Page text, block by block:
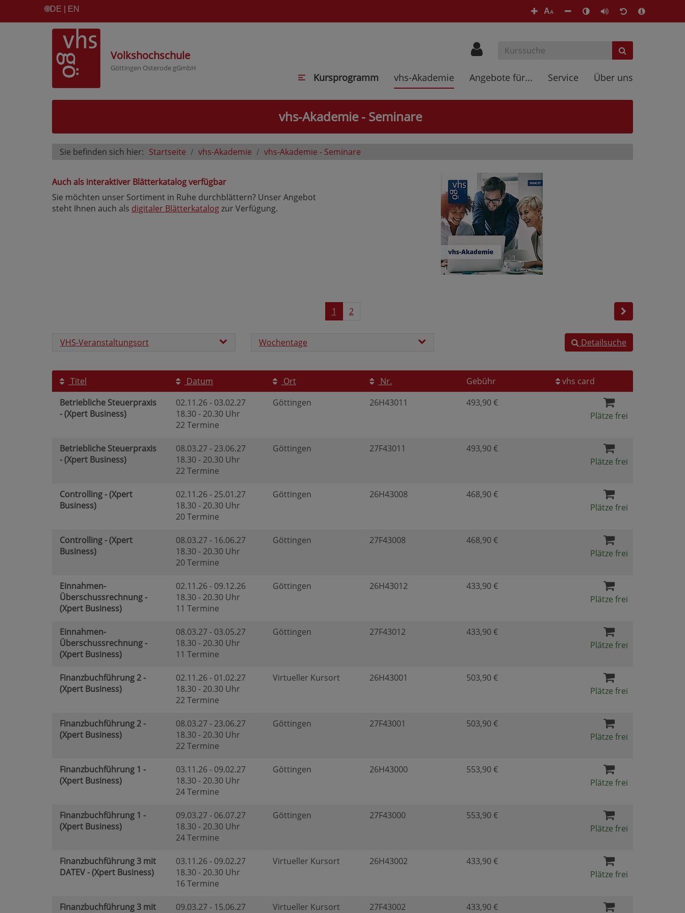
🌐DE | EN AA
Volkshochschule
Göttingen Osterode gGmbH
Kursprogramm vhs-Akademie Angebote für... Service Über uns
vhs-Akademie - Seminare
Sie befinden sich hier: Startseite vhs-Akademie vhs-Akademie - Seminare
Auch als interaktiver Blätterkatalog verfügbar
Sie möchten unser Sortiment in Ruhe durchblättern? Unser Angebot
steht Ihnen auch als digitaler Blätterkatalogzur Verfügung.
1 2
VHS-Veranstaltungsort Wochentage Detailsuche
Titel Datum Ort Nr. Gebühr
vhs card
Betriebliche Steuerpraxis
- (Xpert Business)
02.11.26 - 03.02.27
18.30 - 20.30 Uhr
22 Termine
Göttingen 26H43011
493,90 €
Plätze frei
Betriebliche Steuerpraxis
- (Xpert Business)
08.03.27 - 23.06.27
18.30 - 20.30 Uhr
22 Termine
Göttingen 27F43011
493,90 €
Plätze frei
Controlling - (Xpert
Business)
02.11.26 - 25.01.27
18.30 - 20.30 Uhr
20 Termine
Göttingen 26H43008
468,90 €
Plätze frei
Controlling - (Xpert
Business)
08.03.27 - 16.06.27
18.30 - 20.30 Uhr
20 Termine
Göttingen 27F43008
468,90 €
Plätze frei
Einnahmen-
Überschussrechnung -
(Xpert Business)
02.11.26 - 09.12.26
18.30 - 20.30 Uhr
11 Termine
Göttingen 26H43012
433,90 €
Plätze frei
Einnahmen-
Überschussrechnung -
(Xpert Business)
08.03.27 - 03.05.27
18.30 - 20.30 Uhr
11 Termine
Göttingen 27F43012
433,90 €
Plätze frei
Finanzbuchführung 2 -
(Xpert Business)
02.11.26 - 01.02.27
18.30 - 20.30 Uhr
22 Termine
Virtueller Kursort 26H43001
503,90 €
Plätze frei
Finanzbuchführung 2 -
(Xpert Business)
08.03.27 - 23.06.27
18.30 - 20.30 Uhr
22 Termine
Göttingen 27F43001
503,90 €
Plätze frei
Finanzbuchführung 1 -
(Xpert Business)
03.11.26 - 09.02.27
18.30 - 20.30 Uhr
24 Termine
Göttingen 26H43000
553,90 €
Plätze frei
Finanzbuchführung 1 -
(Xpert Business)
09.03.27 - 06.07.27
18.30 - 20.30 Uhr
24 Termine
Göttingen 27F43000
553,90 €
Plätze frei
Finanzbuchführung 3 mit
DATEV - (Xpert Business)
03.11.26 - 09.02.27
18.30 - 20.30 Uhr
16 Termine
Virtueller Kursort 26H43002
433,90 €
Plätze frei
Finanzbuchführung 3 mit
09.03.27 - 15.06.27
Virtueller Kursort 27F43002
433,90 €